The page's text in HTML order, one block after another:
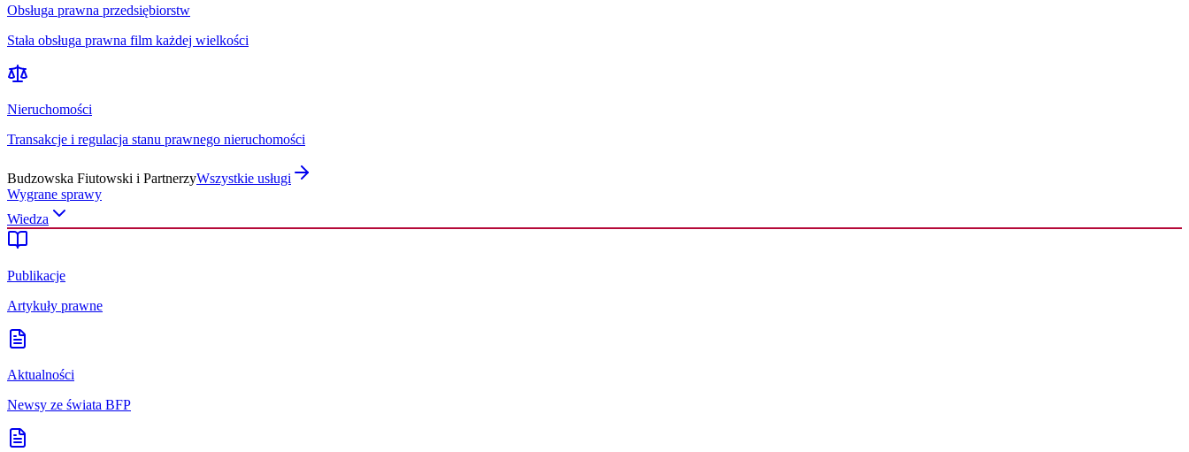
Obsługa prawna przedsiębiorstw
Stała obsługa prawna film każdej wielkości
Nieruchomości
Transakcje i regulacja stanu prawnego nieruchomości
Budzowska Fiutowski i PartnerzyWszystkie usługi
Wygrane sprawy
Wiedza
Publikacje
Artykuły prawne
Aktualności
Newsy ze świata BFP